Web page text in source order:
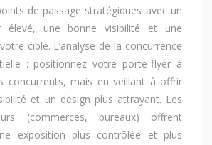
de passage stratégiques avec un
élevé, une bonne visibilité et une
cible. L’analyse de la concurrence
: positionnez votre porte-flyer à
concurrents, mais en veillant à offrir
et un design plus attrayant. Les
(commerces, bureaux) offrent
exposition plus contrôlée et plus